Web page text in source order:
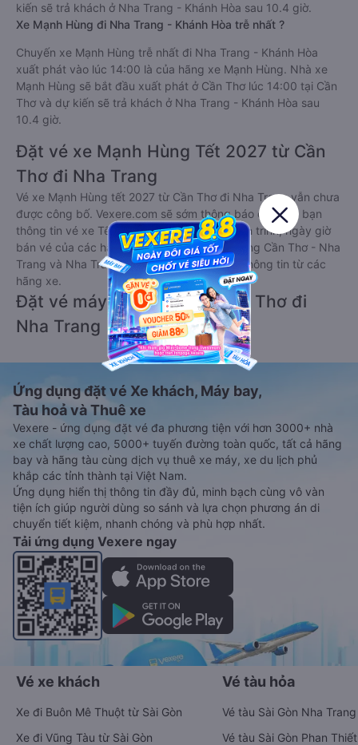
kiến sẽ trả khách ở Nha Trang - Khánh Hòa sau 10.4 giờ.
Xe Mạnh Hùng đi Nha Trang - Khánh Hòa trễ nhất ?
Chuyến xe Mạnh Hùng trễ nhất đi Nha Trang - Khánh Hòa
xuất phát vào lúc 14:00 là của hãng xe Mạnh Hùng. Nhà xe
Mạnh Hùng sẽ bắt đầu xuất phát ở Cần Thơ lúc 14:00 tại Cần
Thơ và dự kiến sẽ trả khách ở Nha Trang - Khánh Hòa sau
10.4 giờ.
Đặt vé xe Mạnh Hùng Tết 2027 từ Cần
Thơ đi Nha Trang
Vé xe Mạnh Hùng tết 2027 từ Cần Thơ đi Nha Trang vẫn chưa
được công bố. Vexere.com sẽ sớm thông báo cho các bạn
thông tin vé xe Tết 2027 bao gồm giá vé, lịch trình, ngày giờ
bán vé của các hãng xe khách đi tuyến đường Cần Thơ - Nha
Trang và Nha Trang - Cần Thơ ngay khi có thông tin từ các
hãng xe.
Đặt vé máy bay giá rẻ từ Cần Thơ đi
Nha Trang
Ứng dụng đặt vé Xe khách, Máy bay,
Tàu hoả và Thuê xe
Vexere - ứng dụng đặt vé đa phương tiện với hơn 3000+ nhà
xe chất lượng cao, 5000+ tuyến đường toàn quốc, tất cả hãng
bay và hãng tàu cùng dịch vụ thuê xe máy, xe du lịch phủ
khắp các tỉnh thành tại Việt Nam.
Ứng dụng hiển thị thông tin đầy đủ, minh bạch cùng vô vàn
tiện ích giúp người dùng so sánh và lựa chọn phương án di
chuyển tiết kiệm, nhanh chóng và phù hợp nhất.
Tải ứng dụng Vexere ngay
Vé xe khách
Xe đi Buôn Mê Thuột từ Sài Gòn
Xe đi Vũng Tàu từ Sài Gòn
Vé tàu hỏa
Vé tàu Sài Gòn Nha Trang
Vé tàu Sài Gòn Phan Thiết